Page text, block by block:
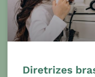
Diretrizes